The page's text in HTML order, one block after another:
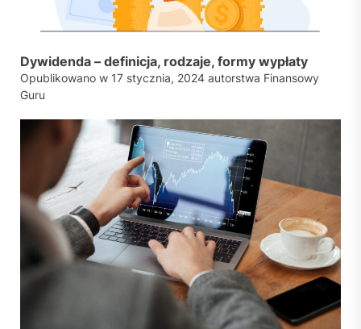
Dywidenda – definicja, rodzaje, formy wypłaty
Opublikowano w 17 stycznia, 2024 autorstwa Finansowy
Guru